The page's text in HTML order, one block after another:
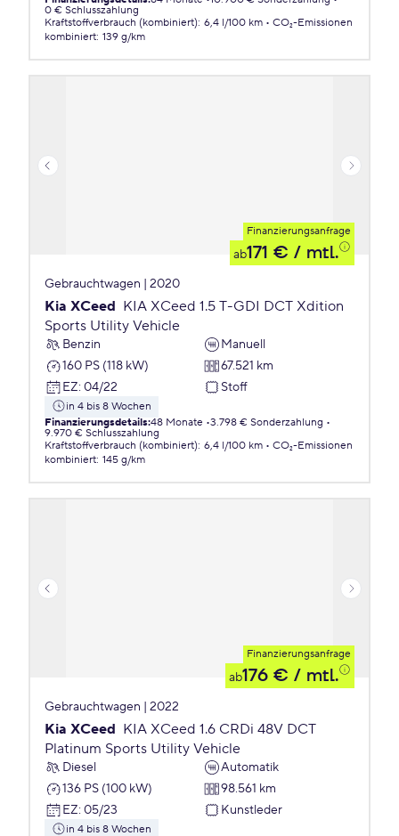
0 € Schlusszahlung
Kraftstoffverbrauch (kombiniert): 6,4 l/100 km
CO₂-Emissionen
kombiniert: 139 g/km
Finanzierungsanfrage
ab171 € / mtl.
Gebrauchtwagen | 2020
Kia XCeed KIA XCeed 1.5 T-GDI DCT Xdition
Sports Utility Vehicle
Benzin
Manuell
160 PS (118 kW)
67.521 km
EZ: 04/22 Stoff
in 4 bis 8 Wochen
Finanzierungsdetails:48 Monate 3.798 € Sonderzahlung
9.970 € Schlusszahlung
Kraftstoffverbrauch (kombiniert): 6,4 l/100 km
CO₂-Emissionen
kombiniert: 145 g/km
Finanzierungsanfrage
ab176 € / mtl.
Gebrauchtwagen | 2022
Kia XCeed KIA XCeed 1.6 CRDi 48V DCT
Platinum Sports Utility Vehicle
Diesel
Automatik
136 PS (100 kW)
98.561 km
EZ: 05/23 Kunstleder
in 4 bis 8 Wochen